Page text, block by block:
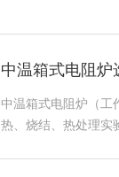
中温箱式电阻炉
中温箱式电阻炉（
热、烧结、热处理实